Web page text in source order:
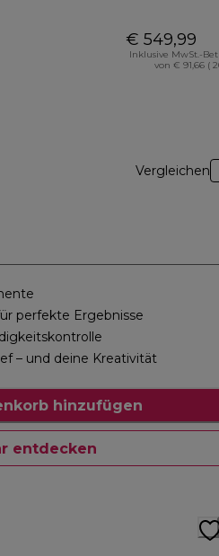
€ 549,99
Inklusive MwSt.-
von € 91,66 (
Vergleichen
perfekte Ergebnisse
– und deine Kreativität
hinzufügen
entdecken